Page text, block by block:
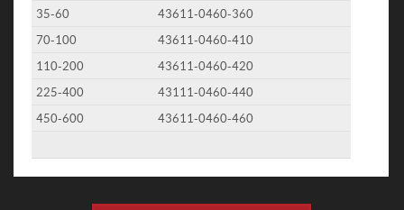
35-60
43611-0460-360
70-100
43611-0460-410
110-200
43611-0460-420
225-400
43111-0460-440
450-600
43611-0460-460